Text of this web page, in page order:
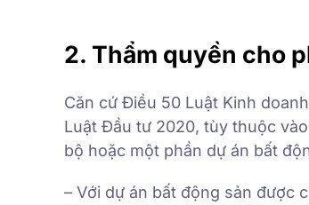
2. Thẩm quyền cho
Căn cứ Điều 50 Luật Kinh
Luật Đầu tư 2020, tùy thuộc
bộ hoặc một phần dự án bất
– Với dự án bất động sản được